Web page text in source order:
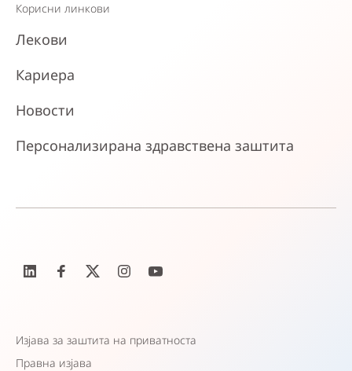
Корисни линкови
Лекови
Кариера
Новости
Персонализирана здравствена заштита
Изјава за заштита на приватноста
Правна изјава